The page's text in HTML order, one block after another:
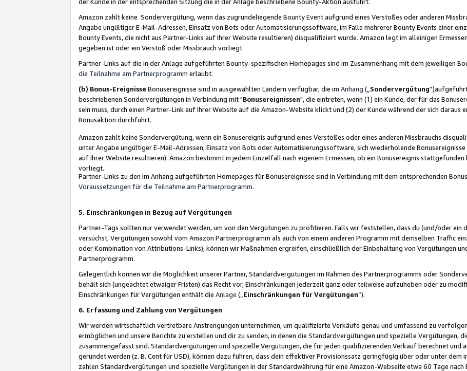
Amazon zahlt keine Sondervergütung, wenn das zugrundeliegende Bounty Event aufgrund eines Verstoßes oder anderen
Angabe ungültiger E-Mail-Adressen, Einsatz von Bots oder Automatisierungssoftware, im Falle mehrerer Bounty Events einer
Bounty Events, die nicht aus Partner-Links auf Ihrer Website resultieren) disqualifiziert wurde. Amazon legt im alleinigen
gegeben ist oder ein Verstoß oder Missbrauch vorliegt.
Partner-Links auf die in der Anlage aufgeführten Bounty-spezifischen Homepages sind im Zusammenhang mit dem jeweiligen
die Teilnahme am Partnerprogramm erlaubt.
(b) Bonus-Ereignisse Bonusereignisse sind in ausgewählten Ländern verfügbar, die im Anhang („ Sondervergütung
beschriebenen Sondervergütungen in Verbindung mit "Bonusereignissen", die eintreten, wenn (1) ein Kunde, der für das
sein muss, durch einen Partner-Link auf Ihrer Website auf die Amazon-Website klickt und (2) der Kunde während der sich daraus
Bonusaktion durchführt.
Amazon zahlt keine Sondervergütung, wenn ein Bonusereignis aufgrund eines Verstoßes oder eines anderen Missbrauchs
unter Angabe ungültiger E-Mail-Adressen, Einsatz von Bots oder Automatisierungssoftware, sich wiederholende
auf Ihrer Website resultieren). Amazon bestimmt in jedem Einzelfall nach eigenem Ermessen, ob ein Bonusereignis
vorliegt.
Partner-Links zu den im Anhang aufgeführten Homepages für Bonusereignisse sind in Verbindung mit dem entsprechenden
Voraussetzungen für die Teilnahme am Partnerprogramm.
5. Einschränkungen in Bezug auf Vergütungen
Partner-Tags sollten nur verwendet werden, um von den Vergütungen zu profitieren. Falls wir feststellen, dass du (und/oder ein
versuchst, Vergütungen sowohl vom Amazon Partnerprogramm als auch von einem anderen Programm mit demselben Traffic
oder Kombination von Attributions-Links), können wir Maßnahmen ergreifen, einschließlich der Einbehaltung von Vergütungen
Partnerprogramm.
Gelegentlich können wir die Möglichkeit unserer Partner, Standardvergütungen im Rahmen des Partnerprogramms oder
behält sich (ungeachtet etwaiger Fristen) das Recht vor, Einschränkungen jederzeit ganz oder teilweise aufzuheben oder zu
Einschränkungen für Vergütungen enthält die Anlage („ Einschränkungen für Vergütungen“).
6. Erfassung und Zahlung von Vergütungen
Wir werden wirtschaftlich vertretbare Anstrengungen unternehmen, um qualifizierte Verkäufe genau und umfassend zu
ermöglichen und unsere Berichte zu erstellen und dir zu senden, in denen die Standardvergütungen und spezielle Vergütungen,
zusammengefasst sind. Standardvergütungen und spezielle Vergütungen, die für jeden qualifizierenden Verkauf berechnet und
gerundet werden (z. B. Cent für USD), können dazu führen, dass dein effektiver Provisionssatz geringfügig über oder unter dem
zahlen Standardvergütungen und spezielle Vergütungen in der Standardwährung für eine Amazon-Webseite etwa 60 Tage nach